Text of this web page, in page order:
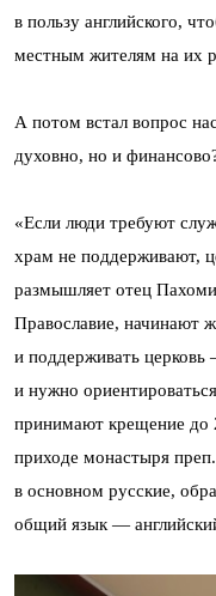
в пользу английского,
местным жителям на их
А потом встал вопрос
духовно, но и
«Если люди требуют
храм не поддерживают,
размышляет отец
Православие, начинают
и поддерживать
и нужно
принимают крещение до
приходе монастыря
в основном русские,
общий язык —